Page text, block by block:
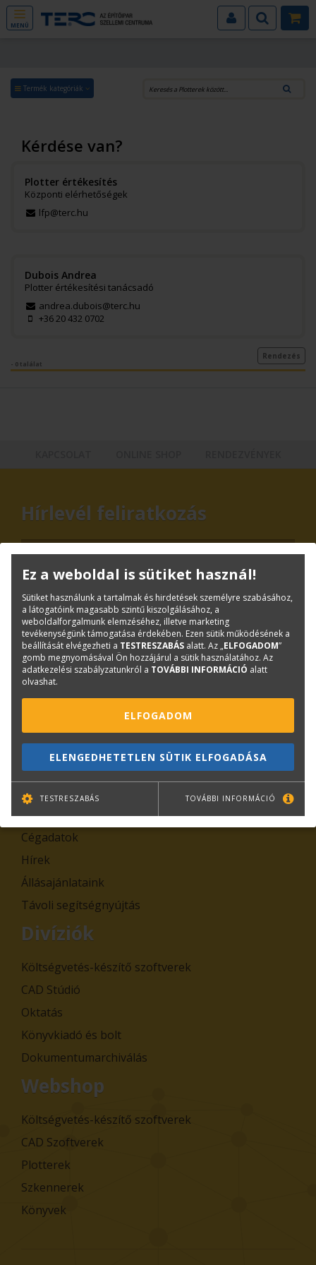
MENÜ
Termék kategóriák
Kérdése van?
Plotter értékesítés
Központi elérhetőségek
lfp@terc.hu
Dubois Andrea
Plotter értékesítési tanácsadó
andrea.dubois@terc.hu
+36 20 432 0702
- 0 találat
Rendezés
Hírlevél feliratkozás
TOVÁBB
Leiratkozás
Kiemelt tartalmak
Rólunk
Kapcsolat
Adatkezelési tájékoztatók
Általános Szerződési Feltételek, Szabályzatok
Cégadatok
Hírek
Állásajánlataink
Távoli segítségnyújtás
Divíziók
Költségvetés-készítő szoftverek
CAD Stúdió
Oktatás
Könyvkiadó és bolt
Dokumentumarchiválás
Webshop
Költségvetés-készítő szoftverek
CAD Szoftverek
Plotterek
Szkennerek
Könyvek
Ez a weboldal is sütiket használ!
Sütiket használunk a tartalmak és hirdetések személyre szabásához,
a látogatóink magasabb szintű kiszolgálásához, a
weboldalforgalmunk elemzéséhez, illetve marketing
tevékenységünk támogatása érdekében. Ezen sütik működésének a
beállítását elvégezheti a TESTRESZABÁS alatt. Az „ELFOGADOM”
gomb megnyomásával Ön hozzájárul a sütik használatához. Az
adatkezelési szabályzatunkról a TOVÁBBI INFORMÁCIÓ alatt
olvashat.
ELFOGADOM
ELENGEDHETETLEN SÜTIK ELFOGADÁSA
TESTRESZABÁS TOVÁBBI INFORMÁCIÓ